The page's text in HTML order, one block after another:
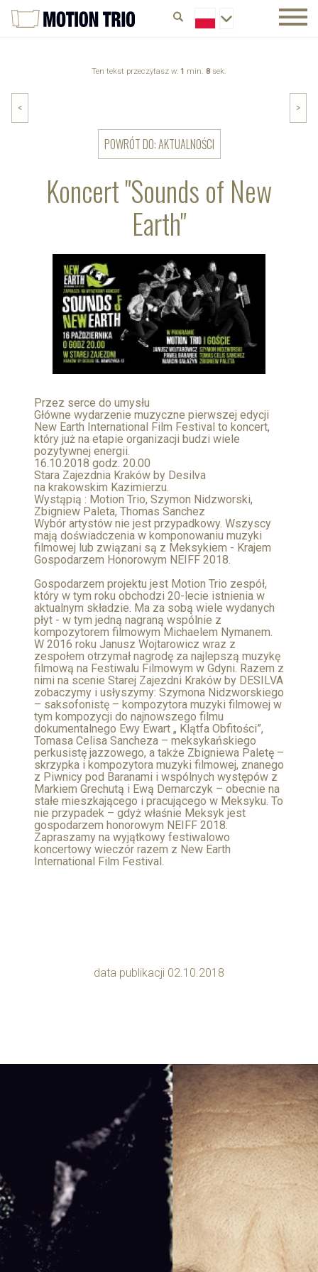
Ten tekst przeczytasz w: 1 min. 8 sek.
Koncert "Sounds of New
Earth"
< >
POWRÓT DO: AKTUALNOŚCI
Przez serce do umysłu
Główne wydarzenie muzyczne pierwszej edycji
New Earth International Film Festival to koncert,
który już na etapie organizacji budzi wiele
pozytywnej energii.
16.10.2018 godz. 20.00
Stara Zajezdnia Kraków by Desilva
na krakowskim Kazimierzu.
Wystąpią : Motion Trio, Szymon Nidzworski,
Zbigniew Paleta, Thomas Sanchez
Wybór artystów nie jest przypadkowy. Wszyscy
mają doświadczenia w komponowaniu muzyki
filmowej lub związani są z Meksykiem - Krajem
Gospodarzem Honorowym NEIFF 2018.
Gospodarzem projektu jest Motion Trio zespół,
który w tym roku obchodzi 20-lecie istnienia w
aktualnym składzie. Ma za sobą wiele wydanych
płyt - w tym jedną nagraną wspólnie z
kompozytorem filmowym Michaelem Nymanem.
W 2016 roku Janusz Wojtarowicz wraz z
zespołem otrzymał nagrodę za najlepszą muzykę
filmową na Festiwalu Filmowym w Gdyni. Razem z
nimi na scenie Starej Zajezdni Kraków by DESILVA
zobaczymy i usłyszymy: Szymona Nidzworskiego
– saksofonistę – kompozytora muzyki filmowej w
tym kompozycji do najnowszego filmu
dokumentalnego Ewy Ewart „ Klątfa Obfitości”,
Tomasa Celisa Sancheza – meksykańskiego
perkusistę jazzowego, a także Zbigniewa Paletę –
skrzypka i kompozytora muzyki filmowej, znanego
z Piwnicy pod Baranami i wspólnych występów z
Markiem Grechutą i Ewą Demarczyk – obecnie na
stałe mieszkającego i pracującego w Meksyku. To
nie przypadek – gdyż właśnie Meksyk jest
gospodarzem honorowym NEIFF 2018.
Zapraszamy na wyjątkowy festiwalowo
koncertowy wieczór razem z New Earth
International Film Festival.
data publikacji 02.10.2018